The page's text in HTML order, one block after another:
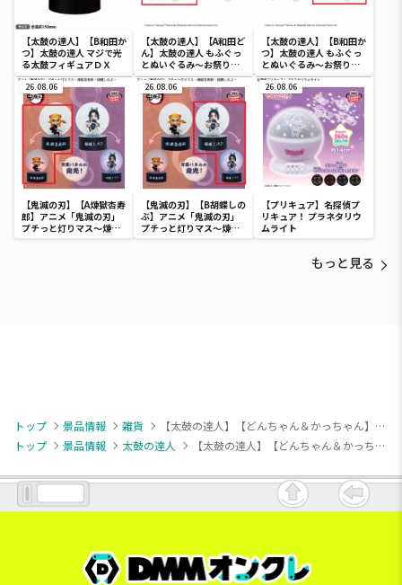
【太鼓の達人】【B和田か
つ】太鼓の達人 マジで光
る太鼓フィギュアＤＸ
【太鼓の達人】【A和田ど
ん】太鼓の達人 もふぐっ
とぬいぐるみ～お祭り半
纏～
【太鼓の達人】【B和田か
つ】太鼓の達人 もふぐっ
とぬいぐるみ～お祭り半
纏～
26.08.06
【鬼滅の刃】【A煉獄杏寿
郎】アニメ「鬼滅の刃」
プチっと灯りマス～煉獄
杏寿郎・胡蝶しのぶ～
26.08.06
【鬼滅の刃】【B胡蝶しの
ぶ】アニメ「鬼滅の刃」
プチっと灯りマス～煉獄
杏寿郎・胡蝶しのぶ～
26.08.06
【プリキュア】名探偵プ
リキュア！ プラネタリウ
ムライト
もっと見る
トップ 景品情報 雑貨
【太鼓の達人】【どんちゃん＆かっちゃん】太鼓の達人 仲良し2段重ねお弁当箱
トップ
景品情報 太鼓の達人 【太鼓の達人】【どんちゃん＆かっちゃん】太鼓の達人 仲良し2段重ねお弁当箱